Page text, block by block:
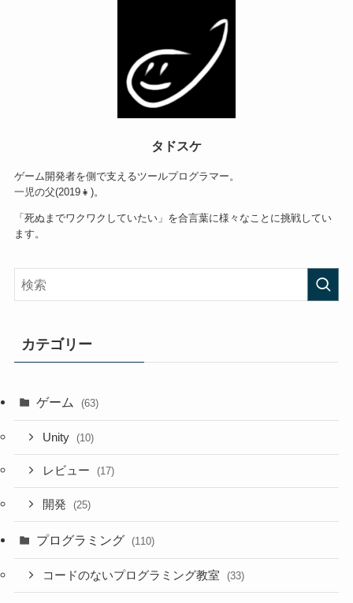
タドスケ
ゲーム開発者を側で支えるツールプログラマー。
一児の父(2019👧)。
「死ぬまでワクワクしていたい」を合言葉に様々なことに挑戦してい
ます。
カテゴリー
ゲーム (63)
Unity (10)
レビュー (17)
開発 (25)
プログラミング (110)
コードのないプログラミング教室 (33)